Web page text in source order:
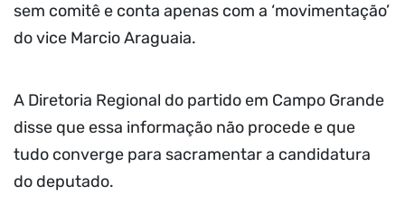
sem comitê e conta apenas com a ‘movimentação’
do vice Marcio Araguaia.
A Diretoria Regional do partido em Campo Grande
disse que essa informação não procede e que
tudo converge para sacramentar a candidatura
do deputado.